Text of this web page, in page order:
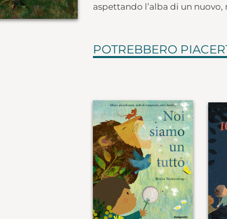
aspettando l’alba di un
POTREBBERO